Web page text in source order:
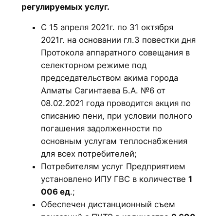
регулируемых услуг.
С 15 апреля 2021г. по 31 октября
2021г. на основании гл.3 повестки дня
Протокола аппаратного совещания в
селекторном режиме под
председательством акима города
Алматы Сагинтаева Б.А. №6 от
08.02.2021 года проводится акция по
списанию пени, при условии полного
погашения задолженности по
основным услугам теплоснабжения
для всех потребителей;
Потребителям услуг Предприятием
установлено ИПУ ГВС в количестве 1
006 ед.;
Обеспечен дистанционный съем